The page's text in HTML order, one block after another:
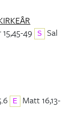
49 S
Sal
E
Matt 16,13-